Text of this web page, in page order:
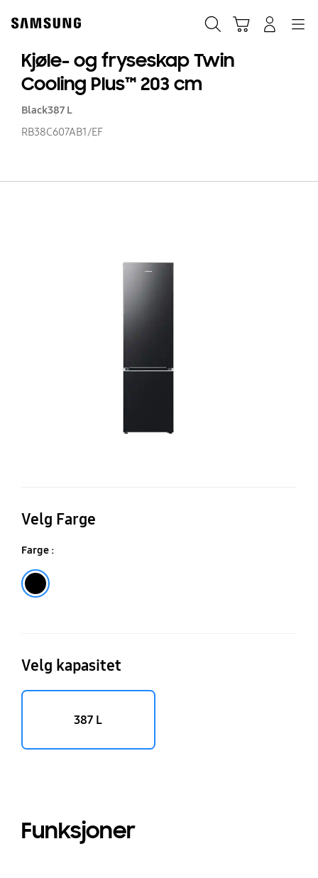
content
Kjøle- og fryseskap Twin
Cooling Plus™ 203 cm
Black387 L
RB38C607AB1/EF
Velg Farge
Farge :
Velg kapasitet
387 L
Funksjoner